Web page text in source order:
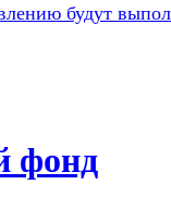
будут
фонд